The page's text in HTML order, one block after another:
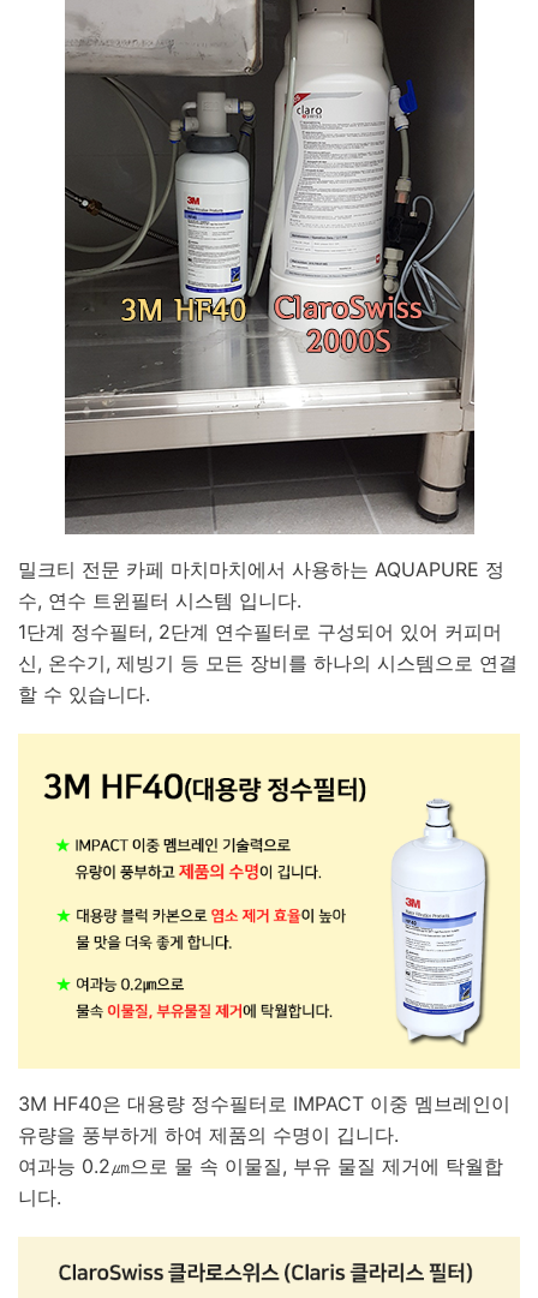
밀크티 전문 카페 마치마치에서 사용하는 AQUAPURE 정
수, 연수 트윈필터 시스템 입니다.
1단계 정수필터, 2단계 연수필터로 구성되어 있어 커피머
신, 온수기, 제빙기 등 모든 장비를 하나의 시스템으로 연결
할 수 있습니다.
3M HF40은 대용량 정수필터로 IMPACT 이중 멤브레인이
유량을 풍부하게 하여 제품의 수명이 깁니다.
여과능 0.2㎛으로 물 속 이물질, 부유 물질 제거에 탁월합
니다.